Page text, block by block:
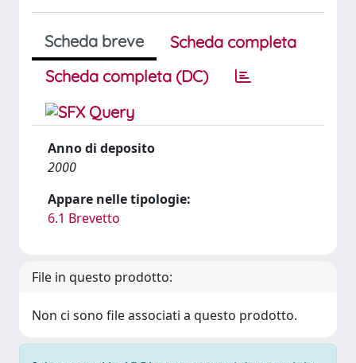
Scheda breve
Scheda completa
Scheda completa (DC)
Anno di deposito
2000
Appare nelle tipologie:
6.1 Brevetto
File in questo prodotto:
Non ci sono file associati a questo prodotto.